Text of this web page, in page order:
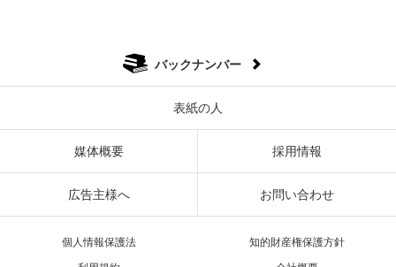
バックナンバー
表紙の人
媒体概要 採用情報
広告主様へ お問い合わせ
個人情報保護法 知的財産権保護方針